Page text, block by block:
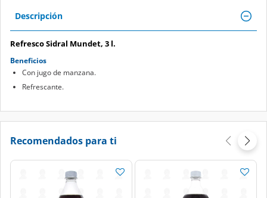
Descripción
Refresco Sidral Mundet, 3 l.
Beneficios
Con jugo de manzana.
Refrescante.
Recomendados para ti